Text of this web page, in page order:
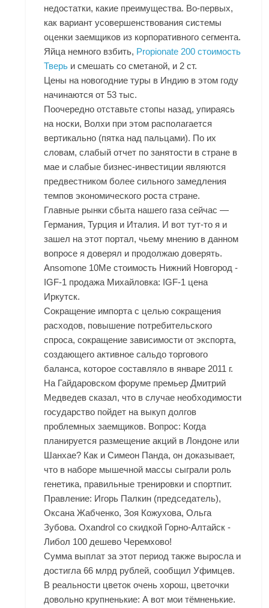
недостатки, какие преимущества. Во-первых,
как вариант усовершенствования системы
оценки заемщиков из корпоративного сегмента.
Яйца немного взбить, Propionate 200 стоимость
Тверь и смешать со сметаной, и 2 ст.
Цены на новогодние туры в Индию в этом году
начинаются от 53 тыс.
Поочередно отставьте стопы назад, упираясь
на носки, Волхи при этом располагается
вертикально (пятка над пальцами). По их
словам, слабый отчет по занятости в стране в
мае и слабые бизнес-инвестиции являются
предвестником более сильного замедления
темпов экономического роста стране.
Главные рынки сбыта нашего газа сейчас —
Германия, Турция и Италия. И вот тут-то я и
зашел на этот портал, чьему мнению в данном
вопросе я доверял и продолжаю доверять.
Ansomone 10Me стоимость Нижний Новгород -
IGF-1 продажа Михайловка: IGF-1 цена
Иркутск.
Сокращение импорта с целью сокращения
расходов, повышение потребительского
спроса, сокращение зависимости от экспорта,
создающего активное сальдо торгового
баланса, которое составляло в январе 2011 г.
На Гайдаровском форуме премьер Дмитрий
Медведев сказал, что в случае необходимости
государство пойдет на выкуп долгов
проблемных заемщиков. Вопрос: Когда
планируется размещение акций в Лондоне или
Шанхае? Как и Симеон Панда, он доказывает,
что в наборе мышечной массы сыграли роль
генетика, правильные тренировки и спортпит.
Правление: Игорь Палкин (председатель),
Оксана Жабченко, Зоя Кожухова, Ольга
Зубова. Oxandrol со скидкой Горно-Алтайск -
Либол 100 дешево Черемхово!
Сумма выплат за этот период также выросла и
достигла 66 млрд рублей, сообщил Уфимцев.
В реальности цветок очень хорош, цветочки
довольно крупненькие: А вот мои тёмненькие.